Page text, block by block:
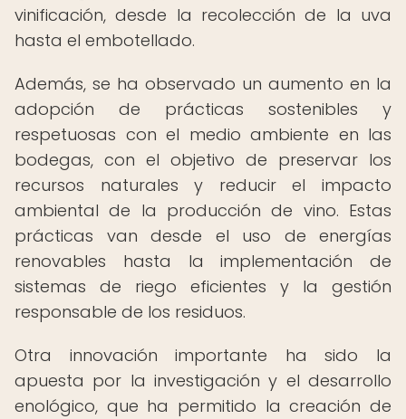
vinificación, desde la recolección de la uva
hasta el embotellado.
Además, se ha observado un aumento en la
adopción de prácticas sostenibles y
respetuosas con el medio ambiente en las
bodegas, con el objetivo de preservar los
recursos naturales y reducir el impacto
ambiental de la producción de vino. Estas
prácticas van desde el uso de energías
renovables hasta la implementación de
sistemas de riego eficientes y la gestión
responsable de los residuos.
Otra innovación importante ha sido la
apuesta por la investigación y el desarrollo
enológico, que ha permitido la creación de